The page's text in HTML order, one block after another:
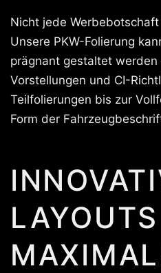
Nicht jede
Unsere PKW-Folierung
prägnant gestaltet werden
Vorstellungen und CI-
Teilfolierungen bis zur
Form der